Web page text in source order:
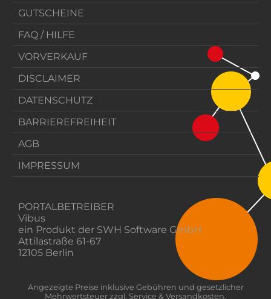
GUTSCHEINE
FAQ / HILFE
VORVERKAUF
DISCLAIMER
DATENSCHUTZ
BARRIEREFREIHEIT
AGB
IMPRESSUM
PORTALBETREIBER
Vibus
ein Produkt der SWH Software GmbH
Attilastraße 61-67
12105 Berlin
Angezeigte Preise inklusive Gebühren und gesetzlicher
Mehrwertsteuer zzgl. Service & Versandkosten.